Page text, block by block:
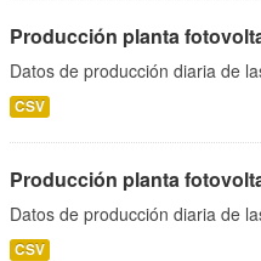
Producción planta
Datos de producción diaria de
CSV
Producción planta
Datos de producción diaria de
CSV